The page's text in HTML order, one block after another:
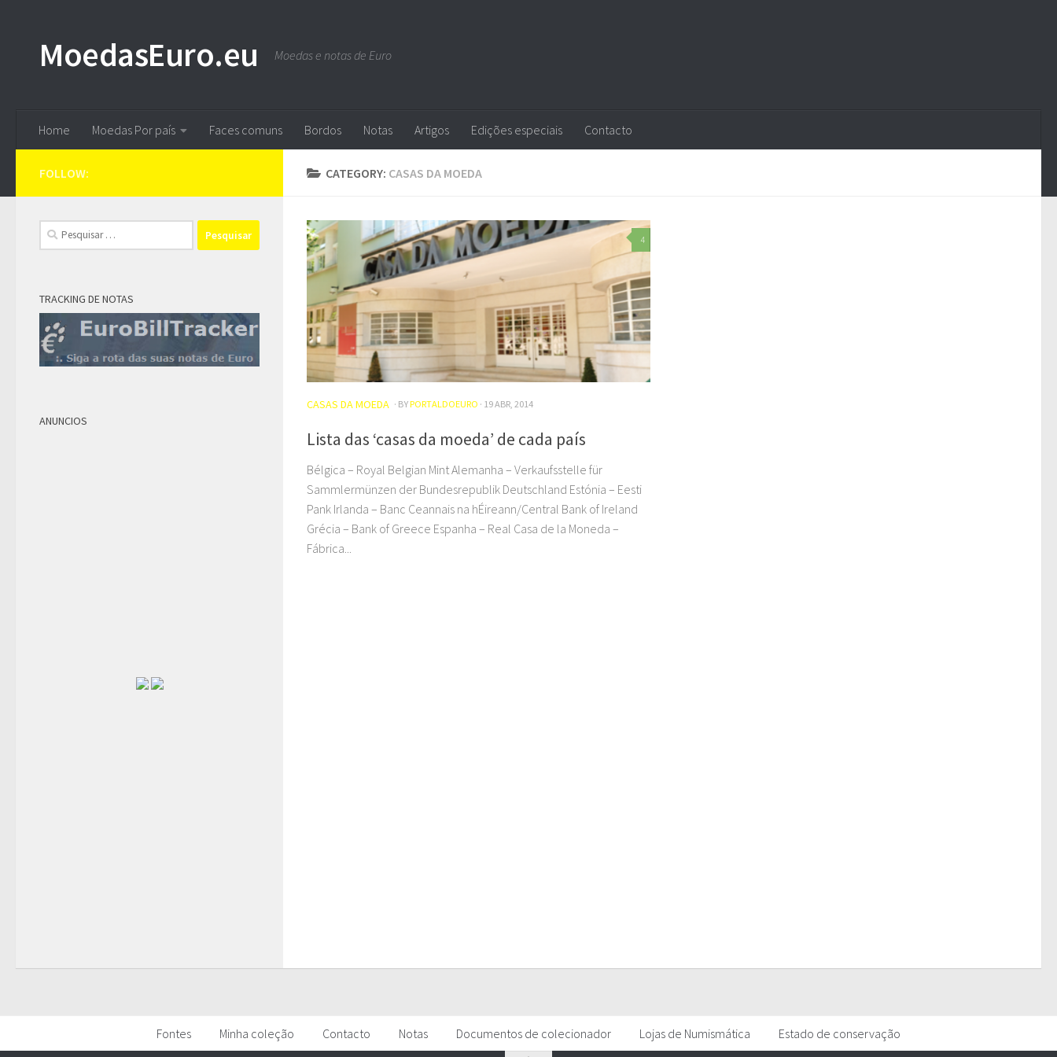
MoedasEuro.eu Moedas e notas de Euro
Home Moedas Por país Faces comuns Bordos Notas Artigos Edições especiais Contacto
CATEGORY: CASAS DA MOEDA
4
CASAS DA MOEDA · BYPORTALDOEURO · 19 ABR, 2014
Lista das ‘casas da moeda’ de cada país
Bélgica – Royal Belgian Mint Alemanha – Verkaufsstelle für
Sammlermünzen der Bundesrepublik Deutschland Estónia – Eesti
Pank Irlanda – Banc Ceannais na hÉireann/Central Bank of Ireland
Grécia – Bank of Greece Espanha – Real Casa de la Moneda –
Fábrica...
FOLLOW:
Pesquisar
por:
TRACKING DE NOTAS
ANUNCIOS
Fontes Minha coleção Contacto Notas Documentos de colecionador Lojas de Numismática Estado de conservação